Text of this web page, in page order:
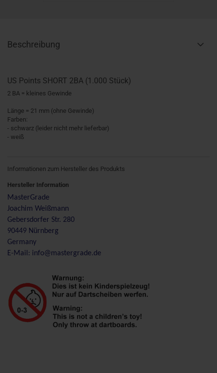
Beschreibung
US Points SHORT 2BA (1.000 Stück)
2 BA = kleines Gewinde
Länge = 21 mm (ohne Gewinde)
Farben:
- schwarz (leider nicht mehr lieferbar)
- weiß
Informationen zum Hersteller des Produkts
Hersteller Information
MasterGrade
Joachim Weißmann
Gebersdorfer Str. 280
90449 Nürnberg
Germany
E-Mail: info@mastergrade.de